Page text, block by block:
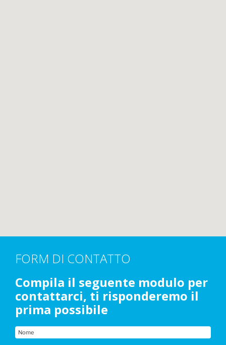
FORM DI CONTATTO
Compila il seguente modulo per
contattarci, ti risponderemo il
prima possibile